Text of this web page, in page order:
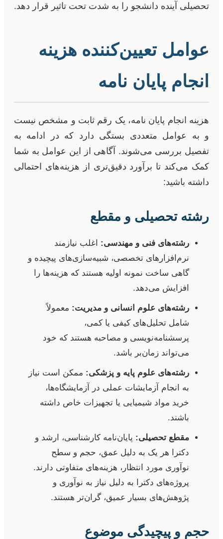
تحصیلی آینده دانشجو را به شدت تحت تاثیر قرار دهد.
عوامل تعیین‌کننده هزینه
انجام پایان نامه
هزینه انجام پایان نامه، یک رقم ثابت و مشخص نیست
و به عوامل متعددی بستگی دارد که در ادامه به
تفصیل بررسی می‌شوند. آگاهی از این عوامل به شما
کمک می‌کند تا برآورد دقیق‌تری از هزینه‌های احتمالی
داشته باشید:
رشته تحصیلی و مقطع
رشته‌های فنی و مهندسی: اغلب نیازمند
نرم‌افزارهای تخصصی، شبیه‌سازی‌های پیچیده و
گاهی ساخت نمونه اولیه هستند که هزینه‌ها را
افزایش می‌دهد.
رشته‌های علوم انسانی و مدیریت: معمولاً
شامل تحلیل‌های کیفی یا کمی،
پرسشنامه‌نویسی و مصاحبه هستند که خود
می‌تواند زمان‌بر باشد.
رشته‌های علوم پایه و پزشکی: ممکن است نیاز
به انجام آزمایشات عملی در آزمایشگاه‌ها،
خرید مواد شیمیایی یا تجهیزات خاص داشته
باشند.
مقطع تحصیلی: پایان‌نامه کارشناسی، ارشد و
دکترا هر یک به دلیل عمق، حجم و سطح
نوآوری مورد انتظار، هزینه‌های متفاوتی دارند.
پروژه‌های دکترا به دلیل نیاز به نوآوری و
پژوهش‌های بسیار عمیق، گران‌تر هستند.
حجم و پیچیدگی موضوع